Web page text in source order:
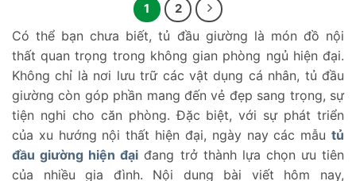
1 2
Có thể bạn chưa biết, tủ đầu giường là món đồ nội
thất quan trọng trong không gian phòng ngủ hiện đại.
Không chỉ là nơi lưu trữ các vật dụng cá nhân, tủ đầu
giường còn góp phần mang đến vẻ đẹp sang trọng, sự
tiện nghi cho căn phòng. Đặc biệt, với sự phát triển
của xu hướng nội thất hiện đại, ngày nay các mẫu tủ
đầu giường hiện đại đang trở thành lựa chọn ưu tiên
của nhiều gia đình. Nội dung bài viết hôm nay,